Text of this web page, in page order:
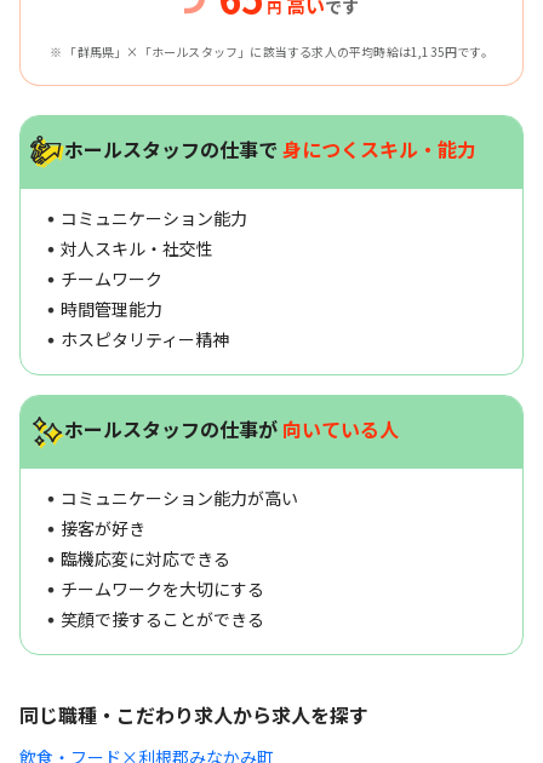
円 です
※ 「群馬県」×「ホールスタッフ」に該当する求人の平均時給は1,135円です。
ホールスタッフの仕事で 身につくスキル・能力
コミュニケーション能力
対人スキル・社交性
チームワーク
時間管理能力
ホスピタリティー精神
ホールスタッフの仕事が 向いている人
コミュニケーション能力が高い
接客が好き
臨機応変に対応できる
チームワークを大切にする
笑顔で接することができる
同じ職種・こだわり求人から求人を探す
飲食・フード×利根郡みなかみ町